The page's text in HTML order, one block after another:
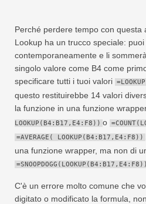
Perché perdere tempo con questa
Lookup ha un trucco speciale:
contemporaneamente e li
singolo valore come B4 come
specificare tutti i tuoi valori
questo restituirebbe 14 valori
la funzione in una funzione
LOOKUP(B4:B17,E4:F8)) o
=AVERAGE( LOOKUP(B4:B17,E4:F8))
una funzione wrapper, ma non di
=SNOOPDOGG(LOOKUP(B4:B17,E4:F8))
C'è un errore molto comune che
digitato o modificato la formula,